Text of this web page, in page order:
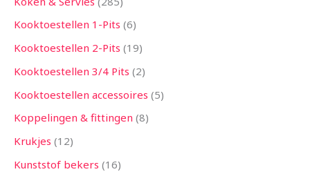
Kooktoestellen 1-Pits 6
Kooktoestellen 2-Pits 19
Kooktoestellen 3/4 Pits 2
Kooktoestellen accessoires 5
Koppelingen & fittingen 8
Krukjes 12
Kunststof bekers 16